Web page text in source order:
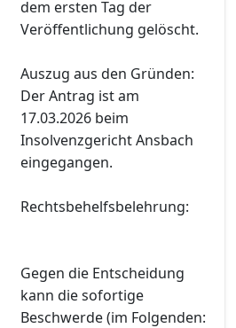
dem ersten Tag der
Veröffentlichung gelöscht.
Auszug aus den Gründen:
Der Antrag ist am
17.03.2026 beim
Insolvenzgericht Ansbach
eingegangen.
Rechtsbehelfsbelehrung:
Gegen die Entscheidung
kann die sofortige
Beschwerde (im Folgenden: